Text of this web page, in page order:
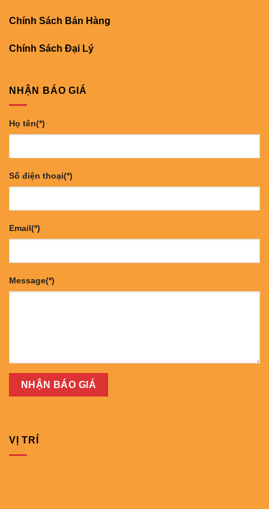
Chính Sách Bán Hàng
Chính Sách Đại Lý
NHẬN BÁO GIÁ
Họ tên(*)
Số điện thoại(*)
Email(*)
Message(*)
VỊ TRÍ